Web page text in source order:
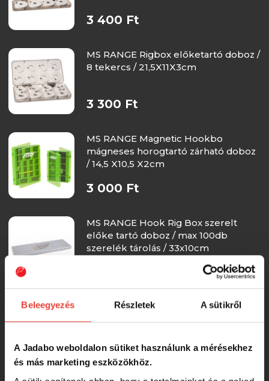
Beleegyezés Részletek A sütikről
A Jadabo weboldalon sütiket használunk a mérésekhez
és más marketing eszközökhöz.
3 400 Ft
MS RANGE Rigbox előketartó doboz /
8 tekercs / 21,5X11X3cm
3 300 Ft
MS RANGE Magnetic Hookbo
mágneses horogtartó zárható doboz
/ 14,5 X10,5 X2cm
3 000 Ft
MS RANGE Hook Rig Box szerelt
előke tartó doboz / max 100db
szerelék tárolás / 33x10cm
MS RANGE Magnetik Hookbox
mágneses horogtartó zárható doboz
2 400 Ft